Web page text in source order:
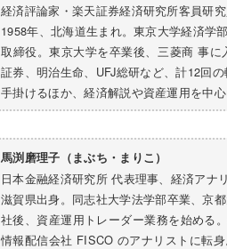
経済評論家・楽天証券経済研究所客員研究
1958年、北海道生まれ。東京大学経済学
取締役。東京大学を卒業後、三菱商 事
証券、明治生命、UFJ総研など、計12回
手掛けるほか、経済解説や資産運用を中
馬渕磨理子（まぶち・まりこ）
日本金融経済研究所 代表理事、経済アナリ
滋賀県出身。同志社大学法学部卒業、京
社後、資産運用トレーダー業務を始める
情報配信会社 FISCO のアナリストに転